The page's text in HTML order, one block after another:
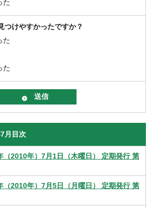
た
つけやすかったですか？
た
た
月目次
（2010年）7月1日（木曜日） 定期発行 第
（2010年）7月5日（月曜日） 定期発行 第